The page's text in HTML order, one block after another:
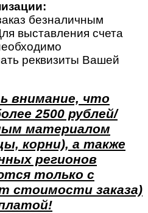
безналичным
выставления счета
реквизиты Вашей
внимание, что
2500 рублей/
материалом
корни), а также
регионов
только с
стоимости заказа)